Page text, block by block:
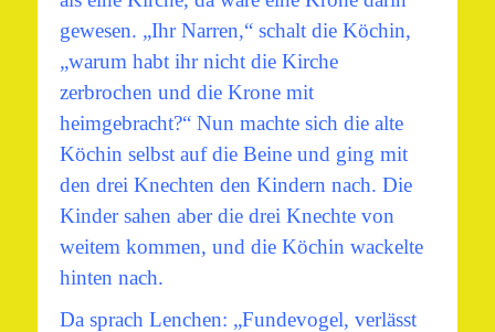
gewesen. „Ihr Narren,“ schalt die Köchin,
„warum habt ihr nicht die Kirche
zerbrochen und die Krone mit
heimgebracht?“ Nun machte sich die alte
Köchin selbst auf die Beine und ging mit
den drei Knechten den Kindern nach. Die
Kinder sahen aber die drei Knechte von
weitem kommen, und die Köchin wackelte
hinten nach.
Da sprach Lenchen: „Fundevogel, verlässt